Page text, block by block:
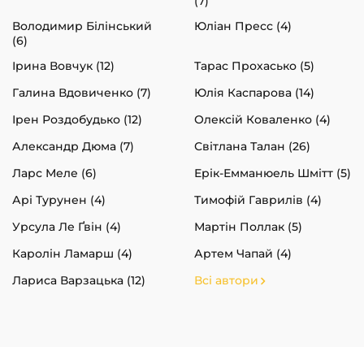
Володимир Білінський
(6)
Юліан Пресс (4)
Ірина Вовчук (12)
Тарас Прохасько (5)
Галина Вдовиченко (7)
Юлія Каспарова (14)
Ірен Роздобудько (12)
Олексій Коваленко (4)
Александр Дюма (7)
Світлана Талан (26)
Ларс Меле (6)
Ерік-Емманюель Шмітт (5)
Арі Турунен (4)
Тимофій Гаврилів (4)
Урсула Ле Ґвін (4)
Мартін Поллак (5)
Каролін Ламарш (4)
Артем Чапай (4)
Лариса Варзацька (12)
Всі автори